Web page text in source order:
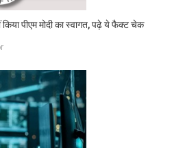
किया पीएम मोदी का स्वागत, पढ़े ये फैक्ट चेक